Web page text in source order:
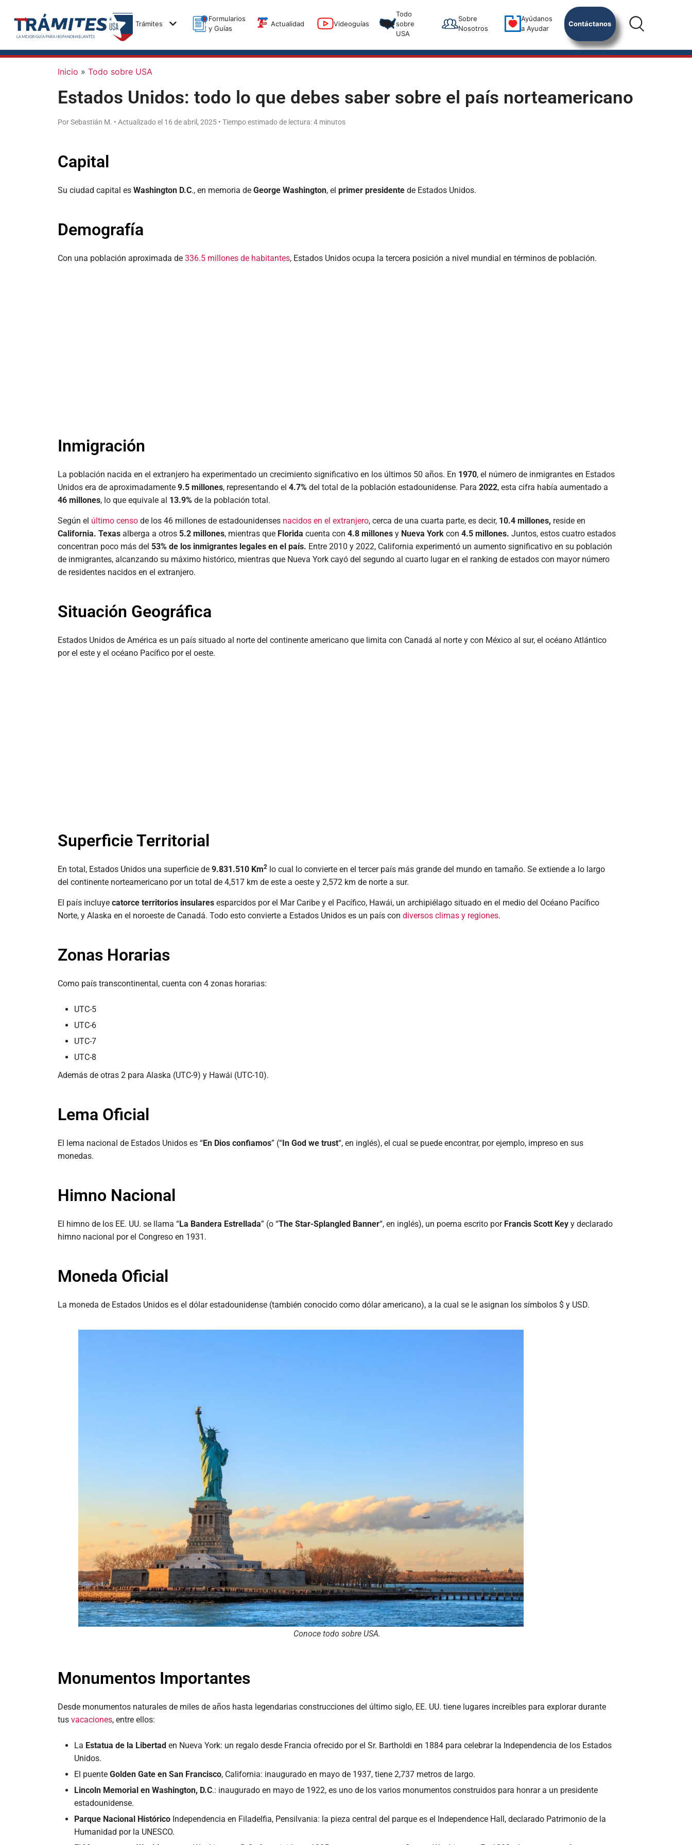
Trámites
Formularios
y Guías
T
T Actualidad Videoguías
Todo
sobre
USA
Sobre
Nosotros
Ayúdanos
a Ayudar
Contáctanos
Inicio » Todo sobre USA
Estados Unidos: todo lo que debes saber sobre el país norteamericano
Por Sebastián M. • Actualizado el 16 de abril, 2025 • Tiempo estimado de lectura: 4 minutos
Capital
Su ciudad capital es Washington D.C., en memoria de George Washington, el primer presidente de Estados Unidos.
Demografía
Con una población aproximada de 336.5 millones de habitantes, Estados Unidos ocupa la tercera posición a nivel mundial en términos de población.
Inmigración
La población nacida en el extranjero ha experimentado un crecimiento significativo en los últimos 50 años. En 1970, el número de inmigrantes en Estados
Unidos era de aproximadamente 9.5 millones, representando el 4.7% del total de la población estadounidense. Para 2022, esta cifra había aumentado a
46 millones, lo que equivale al 13.9% de la población total.
Según el último censo de los 46 millones de estadounidenses nacidos en el extranjero, cerca de una cuarta parte, es decir, 10.4 millones, reside en
California. Texas alberga a otros 5.2 millones, mientras que Florida cuenta con 4.8 millones y Nueva York con 4.5 millones. Juntos, estos cuatro estados
concentran poco más del 53% de los inmigrantes legales en el país. Entre 2010 y 2022, California experimentó un aumento significativo en su población
de inmigrantes, alcanzando su máximo histórico, mientras que Nueva York cayó del segundo al cuarto lugar en el ranking de estados con mayor número
de residentes nacidos en el extranjero.
Situación Geográfica
Estados Unidos de América es un país situado al norte del continente americano que limita con Canadá al norte y con México al sur, el océano Atlántico
por el este y el océano Pacífico por el oeste.
Superficie Territorial
En total, Estados Unidos una superficie de 9.831.510 Km2 lo cual lo convierte en el tercer país más grande del mundo en tamaño. Se extiende a lo largo
del continente norteamericano por un total de 4,517 km de este a oeste y 2,572 km de norte a sur.
El país incluye catorce territorios insulares esparcidos por el Mar Caribe y el Pacífico, Hawái, un archipiélago situado en el medio del Océano Pacífico
Norte, y Alaska en el noroeste de Canadá. Todo esto convierte a Estados Unidos es un país con diversos climas y regiones.
Zonas Horarias
Como país transcontinental, cuenta con 4 zonas horarias:
UTC-5
UTC-6
UTC-7
UTC-8
Además de otras 2 para Alaska (UTC-9) y Hawái (UTC-10).
Lema Oficial
El lema nacional de Estados Unidos es “En Dios confiamos” (“ In God we trust“, en inglés), el cual se puede encontrar, por ejemplo, impreso en sus
monedas.
Himno Nacional
El himno de los EE. UU. se llama “La Bandera Estrellada” (o “The Star-Splangled Banner“, en inglés), un poema escrito por Francis Scott Key y declarado
himno nacional por el Congreso en 1931.
Moneda Oficial
La moneda de Estados Unidos es el dólar estadounidense (también conocido como dólar americano), a la cual se le asignan los símbolos $ y USD.
Conoce todo sobre USA.
Monumentos Importantes
Desde monumentos naturales de miles de años hasta legendarias construcciones del último siglo, EE. UU. tiene lugares increíbles para explorar durante
tus vacaciones, entre ellos:
La Estatua de la Libertad en Nueva York: un regalo desde Francia ofrecido por el Sr. Bartholdi en 1884 para celebrar la Independencia de los Estados
Unidos.
El puente Golden Gate en San Francisco, California: inaugurado en mayo de 1937, tiene 2,737 metros de largo.
Lincoln Memorial en Washington, D.C.: inaugurado en mayo de 1922, es uno de los varios monumentos construidos para honrar a un presidente
estadounidense.
Parque Nacional Histórico Independencia en Filadelfia, Pensilvania: la pieza central del parque es el Independence Hall, declarado Patrimonio de la
Humanidad por la UNESCO.